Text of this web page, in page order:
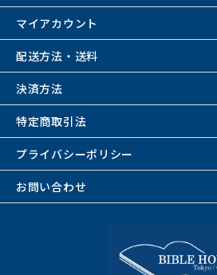
マイアカウント
配送方法・送料
決済方法
特定商取引法
プライバシーポリシー
お問い合わせ